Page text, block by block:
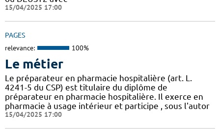
15/04/2025 17:00
PAGES
relevance: 100%
Le métier
Le préparateur en pharmacie hospitalière (art. L.
4241-5 du CSP) est titulaire du diplôme de
préparateur en pharmacie hospitalière. Il exerce en
pharmacie à usage intérieur et participe , sous l'autor
15/04/2025 17:00